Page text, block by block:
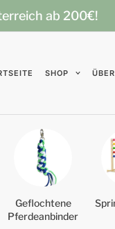
ab 200€!
SHOP
Geflochtene
Pferdeanbinder